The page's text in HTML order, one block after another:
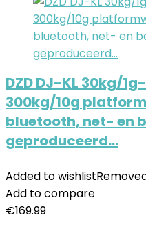
DZD DJ-KL 30kg/
300kg/10g
bluetooth, net- en
geproduceerd…
Added to wishlist
Add to compare
€169.99